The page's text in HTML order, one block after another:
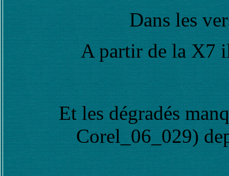
Dans les
A partir de la X7
Et les dégradés
Corel_06_029)